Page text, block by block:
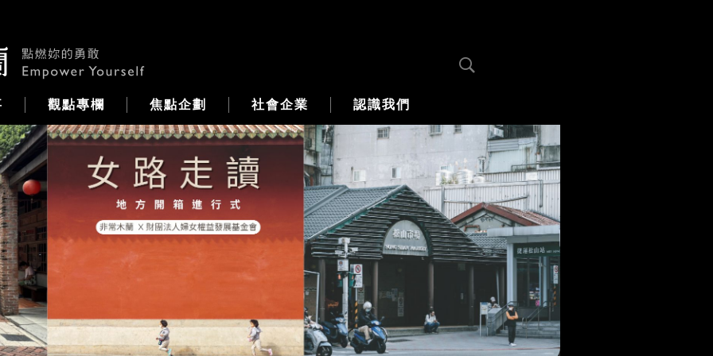
觀點專欄 焦點企劃 社會企業 認識我們